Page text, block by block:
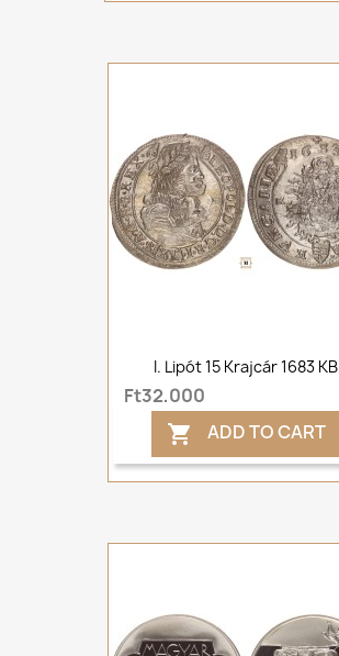
I. Lipót 15 Krajcár 1683 KB
Ft32,000
 ADD TO CART